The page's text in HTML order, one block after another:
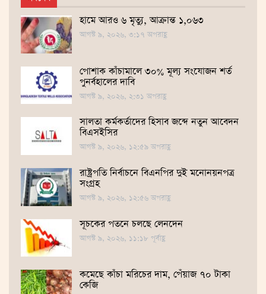
হামে আরও ৬ মৃত্যু, আক্রান্ত ১,০৬৩
আগস্ট ৯, ২০২৬, ৩:১৭ অপরাহ্ণ
পোশাক কাঁচামালে ৩০% মূল্য সংযোজন শর্ত
পুনর্বহালের দাবি
আগস্ট ৯, ২০২৬, ২:৩১ অপরাহ্ণ
সালতা কর্মকর্তাদের হিসাব জব্দে নতুন আবেদন
বিএসইসির
আগস্ট ৯, ২০২৬, ১২:৫৯ অপরাহ্ণ
রাষ্ট্রপতি নির্বাচনে বিএনপির দুই মনোনয়নপত্র
সংগ্রহ
আগস্ট ৯, ২০২৬, ১২:৫৬ অপরাহ্ণ
সূচকের পতনে চলছে লেনদেন
আগস্ট ৯, ২০২৬, ১১:১৮ পূর্বাহ্ণ
কমেছে কাঁচা মরিচের দাম, পেঁয়াজ ৭০ টাকা
কেজি